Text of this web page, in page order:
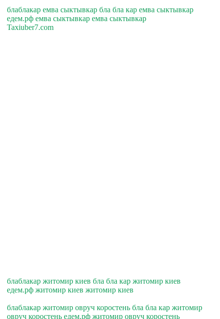
блаблакар емва сыктывкар бла бла кар емва сыктывкар
едем.рф емва сыктывкар емва сыктывкар
Taxiuber7.com
блаблакар житомир киев бла бла кар житомир киев
едем.рф житомир киев житомир киев
блаблакар житомир овруч коростень бла бла кар житомир
овруч коростень едем.рф житомир овруч коростень